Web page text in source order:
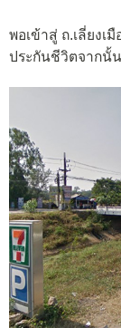
พอเข้าสู่ ถ.เลี่ยงเ
ประกันชีวิตจากนั้